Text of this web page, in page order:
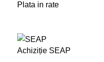
Plata in rate
Achiziție SEAP